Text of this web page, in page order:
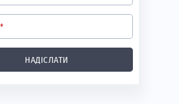
*
НАДІСЛАТИ